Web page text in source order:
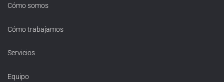
Cómo somos
Cómo trabajamos
Servicios
Equipo